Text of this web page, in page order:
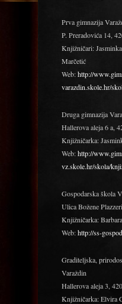
Prva gimnazija
P. Preradovića 14,
Knjižničari:
Marčetić
Web:http://
varazdin.skole.hr/
Druga gimnazija
Hallerova aleja 6 a,
Knjižničarka:
Web:http://
vz.skole.hr/skola/
Gospodarska škola
Ulica Božene
Knjižničarka:
Web:http://ss-
Graditeljska,
Varaždin
Hallerova aleja 3,
Knjižničarka: Elvira